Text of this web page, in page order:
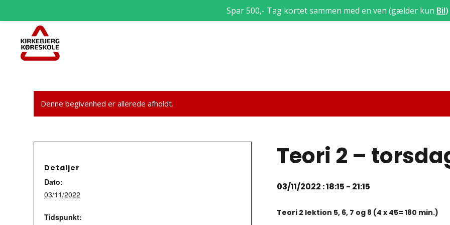
Denne begivenhed er allerede afholdt.
Teori 2 –
03/11/2022 : 18:15 - 21:15
Teori 2 lektion 5, 6, 7 og 8 (4 x 45= 180 min.)
Detaljer
Dato:
03/11/2022
Tidspunkt:
Spar 500,- Tag kortet sammen med en ven (gælder kun Bil)